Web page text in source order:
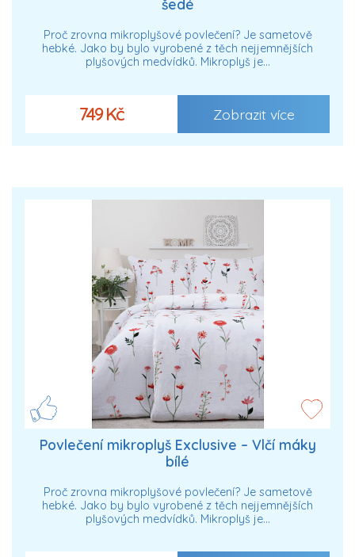
šedé
Proč zrovna mikroplyšové povlečení? Je sametově
hebké. Jako by bylo vyrobené z těch nejjemnějších
plyšových medvídků. Mikroplyš je…
749 Kč Zobrazit více
Povlečení mikroplyš Exclusive – Vlčí máky
bílé
Proč zrovna mikroplyšové povlečení? Je sametově
hebké. Jako by bylo vyrobené z těch nejjemnějších
plyšových medvídků. Mikroplyš je…